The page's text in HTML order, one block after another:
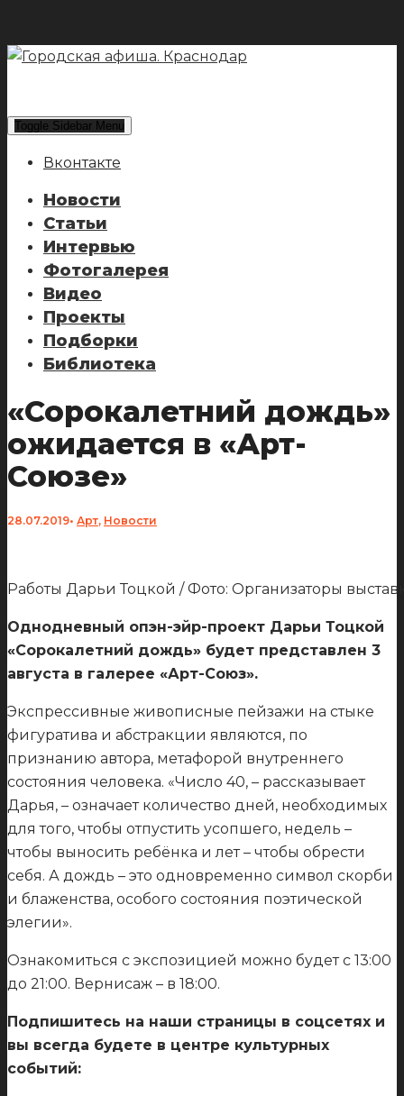
Toggle Sidebar Menu
Вконтакте
Новости
Статьи
Интервью
Фотогалерея
Видео
Проекты
Подборки
Библиотека
«Сорокалетний дождь»
ожидается в «Арт-
Союзе»
28.07.2019• Арт, Новости
Работы Дарьи Тоцкой / Фото: Организаторы
Однодневный опэн-эйр-проект Дарьи Тоцкой
«Сорокалетний дождь» будет представлен 3
августа в галерее «Арт-Союз».
Экспрессивные живописные пейзажи на стыке
фигуратива и абстракции являются, по
признанию автора, метафорой внутреннего
состояния человека. «Число 40, – рассказывает
Дарья, – означает количество дней, необходимых
для того, чтобы отпустить усопшего, недель –
чтобы выносить ребёнка и лет – чтобы обрести
себя. А дождь – это одновременно символ скорби
и блаженства, особого состояния поэтической
элегии».
Ознакомиться с экспозицией можно будет с 13:00
до 21:00. Вернисаж – в 18:00.
Подпишитесь на наши страницы в соцсетях и
вы всегда будете в центре культурных
событий: